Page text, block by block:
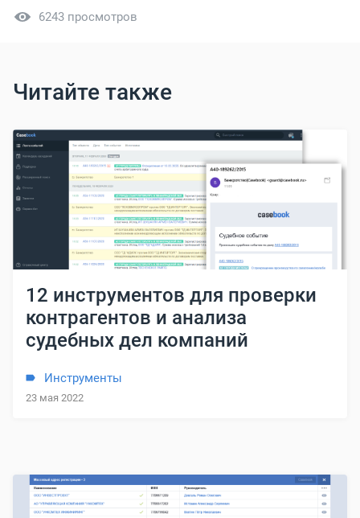
6243 просмотров
Читайте также
12 инструментов для проверки
контрагентов и анализа
судебных дел компаний
Инструменты
23 мая 2022